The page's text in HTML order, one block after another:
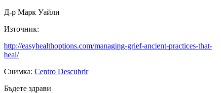
Д-р Марк Уайли
Източник:
http://easyhealthoptions.com/managing-grief-ancient-practices-that-
heal/
Снимка: Centro Descubrir
Бъдете здрави